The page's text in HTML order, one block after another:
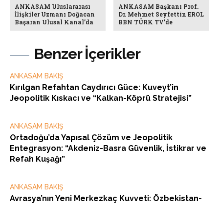
Benzer İçerikler
ANKASAM BAKIŞ
Kırılgan Refahtan Caydırıcı Güce: Kuveyt’in
Jeopolitik Kıskacı ve “Kalkan-Köprü Stratejisi”
ANKASAM BAKIŞ
Ortadoğu’da Yapısal Çözüm ve Jeopolitik
Entegrasyon: “Akdeniz-Basra Güvenlik, İstikrar ve
Refah Kuşağı”
ANKASAM BAKIŞ
Avrasya’nın Yeni Merkezkaç Kuvveti: Özbekistan-
ANKASAM Uluslararası
İlişkiler Uzmanı Doğacan
Başaran Ulusal Kanal’da
ANKASAM Başkanı Prof.
Dr. Mehmet Seyfettin EROL
BBN TÜRK TV’de